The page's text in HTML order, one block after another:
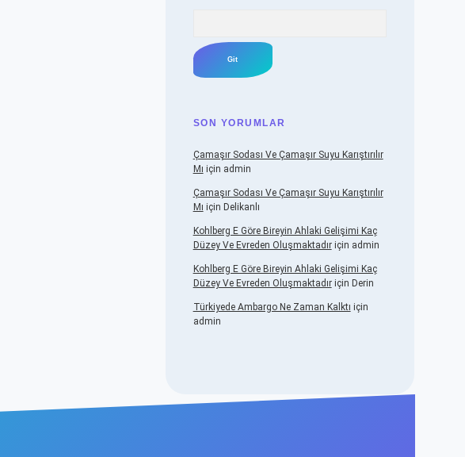
SON YORUMLAR
Çamaşır Sodası Ve Çamaşır Suyu Karıştırılır
Mı için admin
Çamaşır Sodası Ve Çamaşır Suyu Karıştırılır
Mı için Delikanlı
Kohlberg E Göre Bireyin Ahlaki Gelişimi Kaç
Düzey Ve Evreden Oluşmaktadıriçin admin
Kohlberg E Göre Bireyin Ahlaki Gelişimi Kaç
Düzey Ve Evreden Oluşmaktadıriçin Derin
Türkiyede Ambargo Ne Zaman Kalktı için
admin